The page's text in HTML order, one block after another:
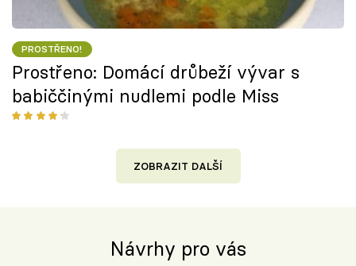
PROSTŘENO!
Prostřeno: Domácí drůbeží vývar s
babiččinými nudlemi podle Miss
ZOBRAZIT DALŠÍ
Návrhy pro vás